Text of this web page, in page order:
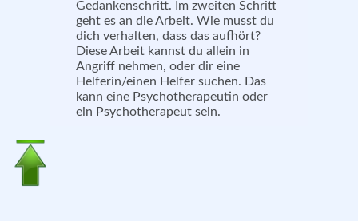
Gedankenschritt. Im zweiten Schritt
geht es an die Arbeit. Wie musst du
dich verhalten, dass das aufhört?
Diese Arbeit kannst du allein in
Angriff nehmen, oder dir eine
Helferin/einen Helfer suchen. Das
kann eine Psychotherapeutin oder
ein Psychotherapeut sein.